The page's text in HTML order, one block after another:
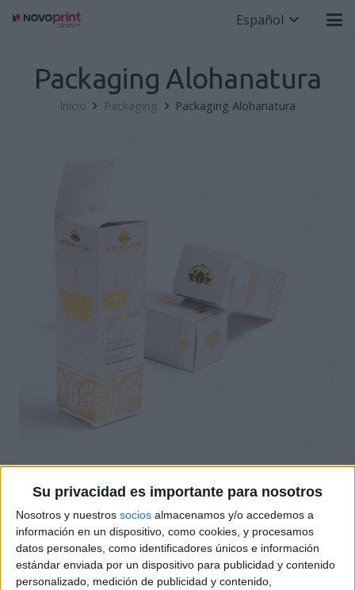
Su privacidad es importante para nosotros
Nosotros y nuestros socios almacenamos y/o accedemos a
información en un dispositivo, como cookies, y procesamos
datos personales, como identificadores únicos e información
estándar enviada por un dispositivo para publicidad y contenido
personalizado, medición de publicidad y contenido,
Español
Packaging Alohanatura
Inicio Packaging Packaging Alohanatura
exterior es blanco, acabado con plastificado y
stamping oro. Tecnicamente el packaging tiene en la
parte inferior unas pestañas que hacen de soporte
de estabilidad.